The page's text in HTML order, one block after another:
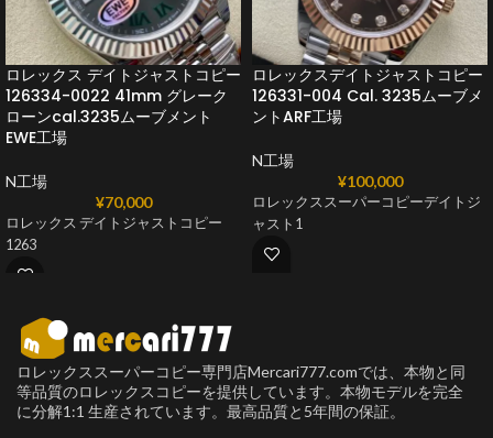
ロレックス デイトジャストコピー
126334-0022 41mm グレーク
ローンcal.3235ムーブメント
EWE工場
N工場
¥70,000
ロレックス デイトジャストコピー
1263
ロレックスデイトジャストコピー
126331-004 Cal. 3235ムーブメ
ントARF工場
N工場
¥100,000
ロレックススーパーコピーデイトジ
ャスト1
ロレックススーパーコピー専門店Mercari777.comでは、本物と同
等品質のロレックスコピーを提供しています。本物モデルを完全
に分解1:1 生産されています。最高品質と5年間の保証。